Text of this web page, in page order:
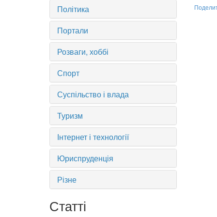
Політика
Портали
Розваги, хоббі
Спорт
Суспільство і влада
Туризм
Інтернет і технології
Юриспруденція
Різне
Статті